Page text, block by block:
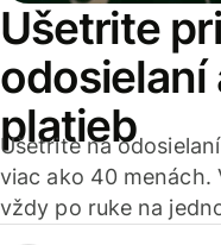
Ušetrite
odosielaní
platieb
Ušetrite na
viac ako 40 menách.
vždy po ruke na